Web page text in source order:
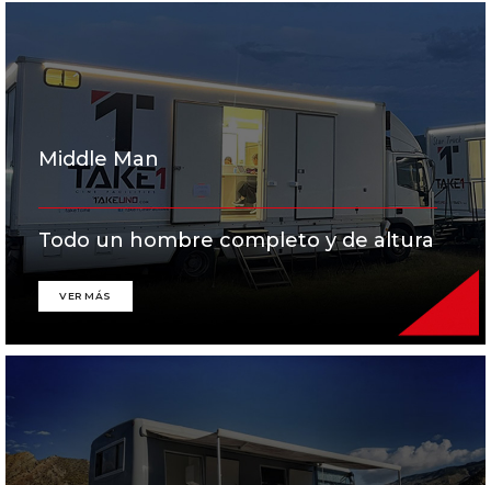
Middle Man
Todo un hombre completo y de altura
VER MÁS